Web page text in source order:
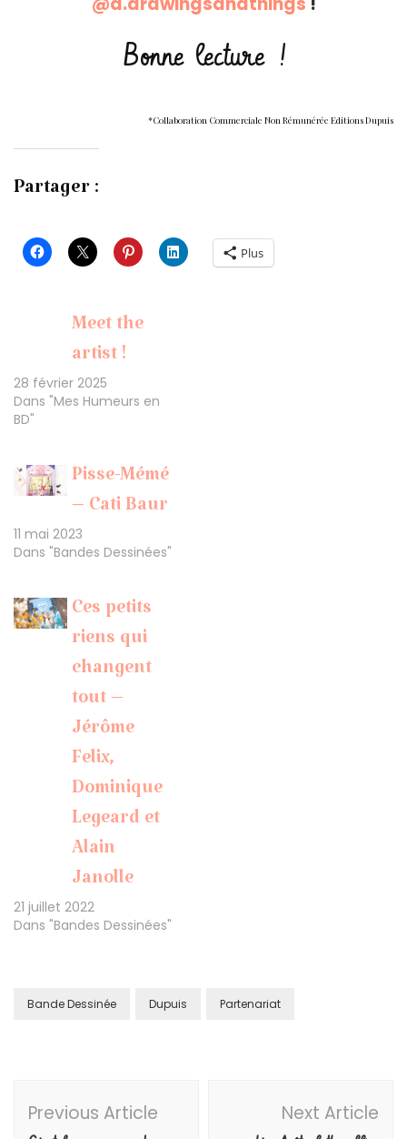
Bonne lecture !
*Collaboration Commerciale Non Rémunérée Editions Dupuis
Partager :
Plus
Meet the
artist !
28 février 2025
Dans "Mes Humeurs en
BD"
Pisse-Mémé
– Cati Baur
11 mai 2023
Dans "Bandes Dessinées"
Ces petits
riens qui
changent
tout –
Jérôme
Felix,
Dominique
Legeard et
Alain
Janolle
21 juillet 2022
Dans "Bandes Dessinées"
Bande Dessinée Dupuis Partenariat
Navigation
Previous Article Next Article